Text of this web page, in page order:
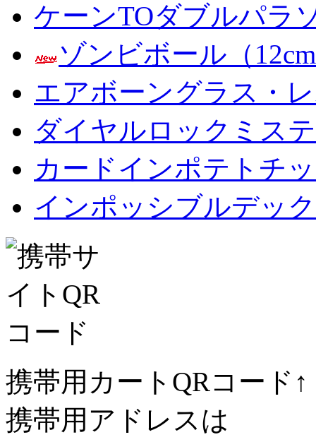
ケーンTOダブルパラ
ゾンビボール（
エアボーングラス・
ダイヤルロックミス
カードインポテトチ
インポッシブルデック
携帯用カートQRコード↑
携帯用アドレスは